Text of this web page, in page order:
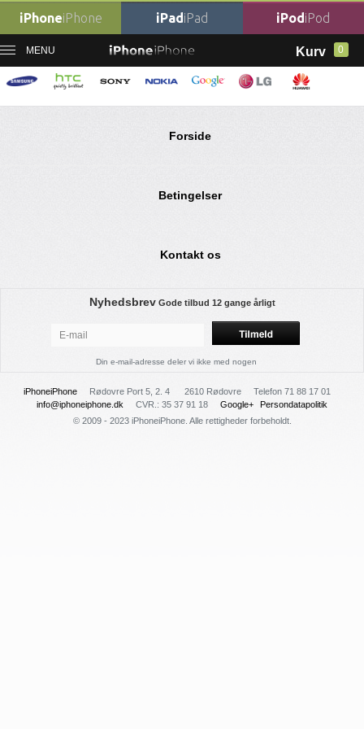
iPhoneiPhone iPadiPad iPodiPod
MENU Kurv 0
Ingen varer fundet
Forside
Betingelser
Kontakt os
Nyhedsbrev Gode tilbud 12 gange årligt
Din e-mail-adresse deler vi ikke med nogen
iPhoneiPhone Rødovre Port 5, 2. 4 2610 Rødovre
Telefon 71 88 17 01
info@iphoneiphone.dk
CVR.: 35 37 91 18 Google+
Persondatapolitik
© 2009 - 2023 iPhoneiPhone. Alle rettigheder forbeholdt.